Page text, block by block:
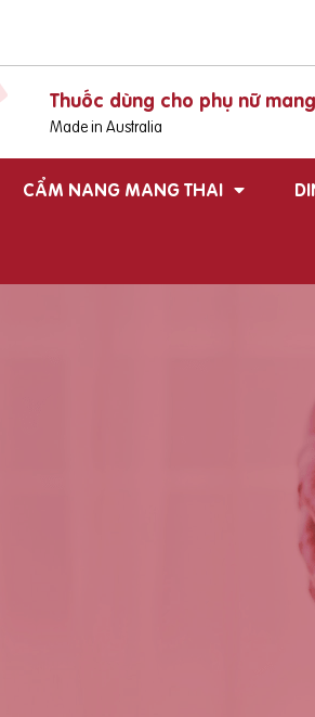
Thuốc dùng cho phụ nữ
Made in Australia
CẨM NANG MANG THAI